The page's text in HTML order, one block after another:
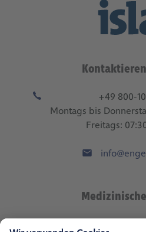
+49 800-
Montags bis
Freitags: